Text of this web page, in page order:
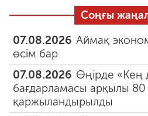
Соңғы
07.08.2026 Аймақ
өсім бар
07.08.2026 Өңірде «Кең
бағдарламасы арқылы
қаржыландырылды